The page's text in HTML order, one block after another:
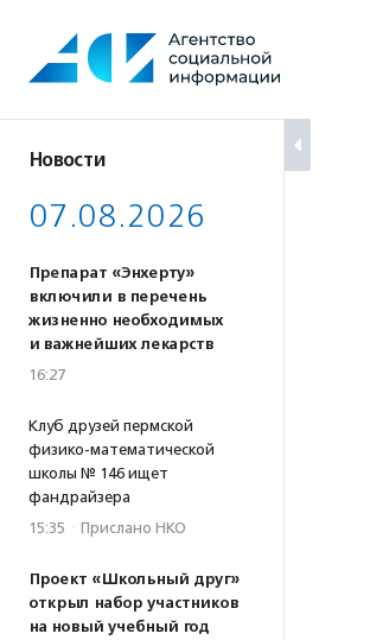
содержанию
Новости
07.08.2026
Препарат «Энхерту»
включили в перечень
жизненно необходимых
и важнейших лекарств
16:27
Клуб друзей пермской
физико-математической
школы № 146 ищет
фандрайзера
15:35 · Прислано НКО
Проект «Школьный друг»
открыл набор участников
на новый учебный год